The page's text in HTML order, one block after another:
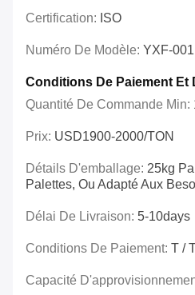
Certification: ISO
Numéro De Modèle: YXF-001
Conditions De Paiement Et
Quantité De Commande Min:
Prix: USD1900-2000/TON
Détails D'emballage: 25kg
Palettes, Ou Adapté Aux
Délai De Livraison: 5-10days
Conditions De Paiement: T /
Capacité